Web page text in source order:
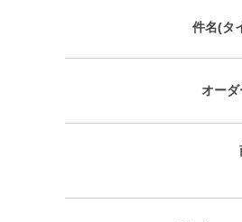
件名(タ
オーダ